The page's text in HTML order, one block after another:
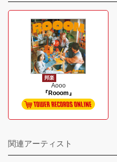
邦楽
Aooo
『Rooom』
関連アーティスト